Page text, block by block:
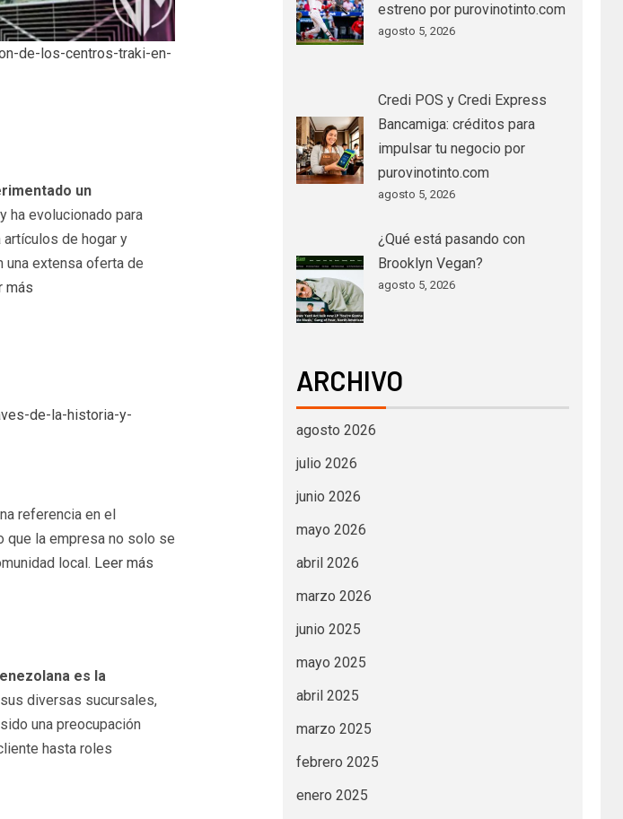
de-los-centros-traki-en-
un
ha evolucionado para
de hogar y
una extensa oferta de
más
de-la-historia-y-
referencia en el
que la empresa no solo se
local. Leer más
es la
diversas sucursales,
una preocupación
hasta roles
estreno por purovinotinto.com
agosto 5, 2026
Credi POS y Credi Express
Bancamiga: créditos para
impulsar tu negocio por
purovinotinto.com
agosto 5, 2026
¿Qué está pasando con
Brooklyn Vegan?
agosto 5, 2026
ARCHIVO
agosto 2026
julio 2026
junio 2026
mayo 2026
abril 2026
marzo 2026
junio 2025
mayo 2025
abril 2025
marzo 2025
febrero 2025
enero 2025